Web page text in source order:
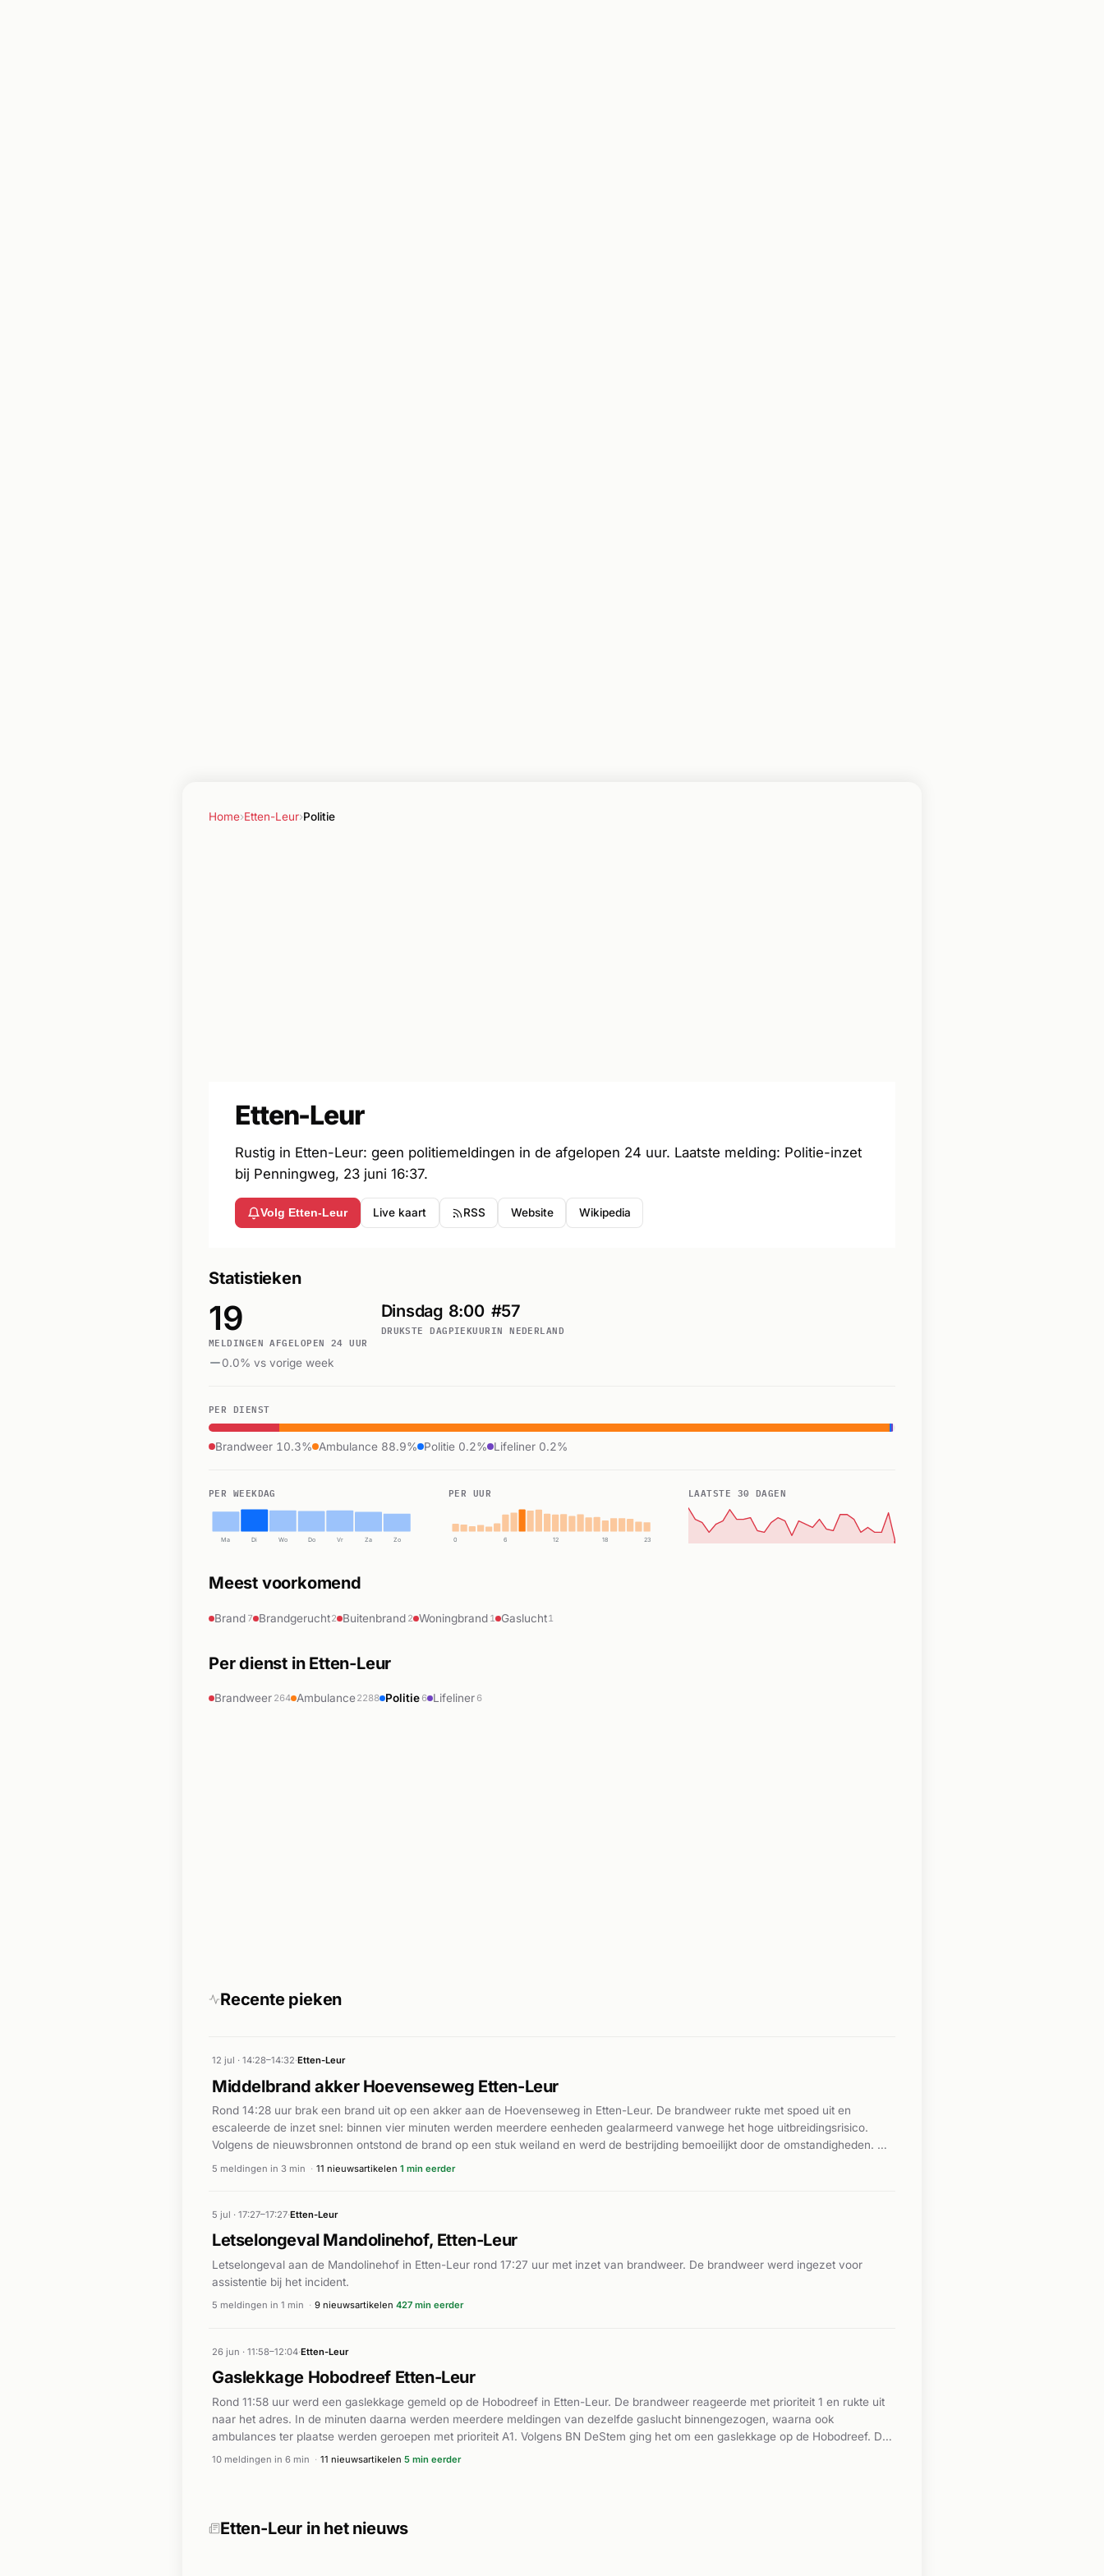
Home›Etten-Leur›Politie
Etten-Leur
Rustig in Etten-Leur: geen politiemeldingen in de afgelopen 24 uur. Laatste melding: Politie-inzet
bij Penningweg, 23 juni 16:37.
Volg Etten-Leur Live kaart RSS Website Wikipedia
Statistieken
19
MELDINGEN AFGELOPEN 24 UUR
0.0% vs vorige week
Dinsdag
DRUKSTE DAG
8:00
PIEKUUR
#57
IN NEDERLAND
PER DIENST
Brandweer 10.3% Ambulance 88.9% Politie 0.2% Lifeliner 0.2%
PER WEEKDAG
Ma Di Wo Do Vr Za Zo
PER UUR
0 6 12 18 23
LAATSTE 30 DAGEN
Meest voorkomend
Brand 7 Brandgerucht2 Buitenbrand 2 Woningbrand 1 Gaslucht1
Per dienst in Etten-Leur
Brandweer 264 Ambulance2288 Politie 6 Lifeliner 6
Recente pieken
12 jul · 14:28–14:32·Etten-Leur
Middelbrand akker Hoevenseweg Etten-Leur
Rond 14:28 uur brak een brand uit op een akker aan de Hoevenseweg in Etten-Leur. De brandweer rukte met spoed uit en
escaleerde de inzet snel: binnen vier minuten werden meerdere eenheden gealarmeerd vanwege het hoge uitbreidingsrisico.
Volgens de nieuwsbronnen ontstond de brand op een stuk weiland en werd de bestrijding bemoeilijkt door de omstandigheden. De
brandweer zette onder meer een waterwerper in. De brand werd ter plaatse onder controle gebracht. Er zijn geen gewonden
5 meldingen in 3 min · 11 nieuwsartikelen 1 min eerder
5 jul · 17:27–17:27·Etten-Leur
Letselongeval Mandolinehof, Etten-Leur
Letselongeval aan de Mandolinehof in Etten-Leur rond 17:27 uur met inzet van brandweer. De brandweer werd ingezet voor
assistentie bij het incident.
5 meldingen in 1 min · 9 nieuwsartikelen 427 min eerder
26 jun · 11:58–12:04·Etten-Leur
Gaslekkage Hobodreef Etten-Leur
Rond 11:58 uur werd een gaslekkage gemeld op de Hobodreef in Etten-Leur. De brandweer reageerde met prioriteit 1 en rukte uit
naar het adres. In de minuten daarna werden meerdere meldingen van dezelfde gaslucht binnengezogen, waarna ook
ambulances ter plaatse werden geroepen met prioriteit A1. Volgens BN DeStem ging het om een gaslekkage op de Hobodreef. De
exacte omvang van het incident en het aantal betrokkenen is niet uit de beschikbare bronnen op te maken.
10 meldingen in 6 min · 11 nieuwsartikelen 5 min eerder
Etten-Leur in het nieuws